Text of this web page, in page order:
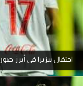
آراء حرة
ركن الألعاب
بطولات
أمريكا 2026
احتفال بيزيرا في أبرز